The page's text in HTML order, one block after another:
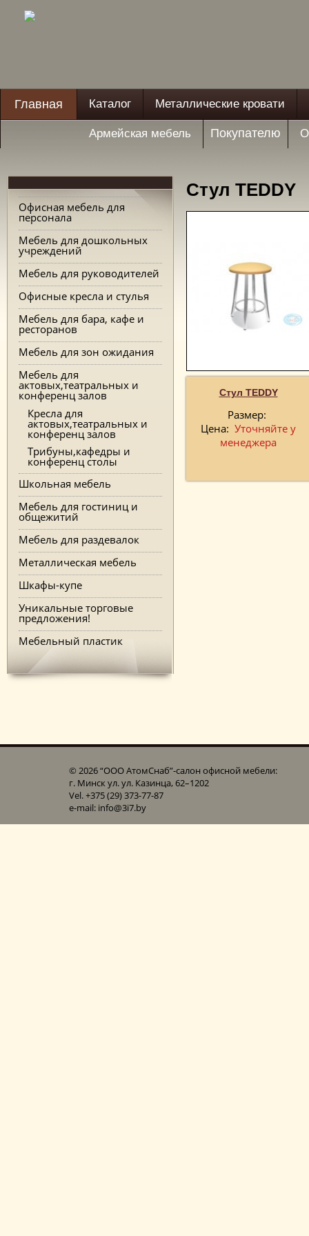
Главная Каталог Металлические кровати
Армейская мебель Покупателю
Офисная мебель для
персонала
Мебель для дошкольных
учреждений
Мебель для руководителей
Офисные кресла и стулья
Мебель для бара, кафе и
ресторанов
Мебель для зон ожидания
Мебель для
актовых,театральных и
конференц залов
Кресла для
актовых,театральных и
конференц залов
Трибуны,кафедры и
конференц столы
Школьная мебель
Мебель для гостиниц и
общежитий
Мебель для раздевалок
Металлическая мебель
Шкафы-купе
Уникальные торговые
предложения!
Мебельный пластик
Стул TEDDY
Стул TEDDY
Размер:
Цена: Уточняйте у
менеджера
© 2026 “ООО АтомСнаб”-cалон офисной мебели:
г. Минск ул. ул. Казинца, 62–1202
Vel. +375 (29) 373-77-87
e-mail: info@3i7.by